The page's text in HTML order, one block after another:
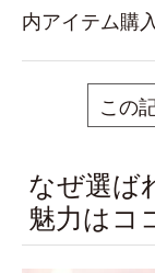
内アイテム購
この
なぜ選ば
魅力はコ